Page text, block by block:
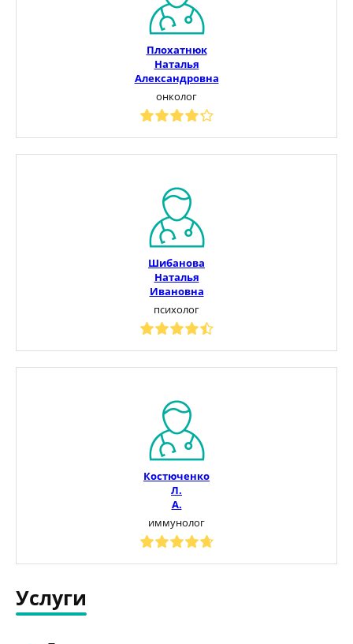
Плохатнюк
Наталья
Александровна
онколог
Шибанова
Наталья
Ивановна
психолог
Костюченко
Л.
А.
иммунолог
Услуги